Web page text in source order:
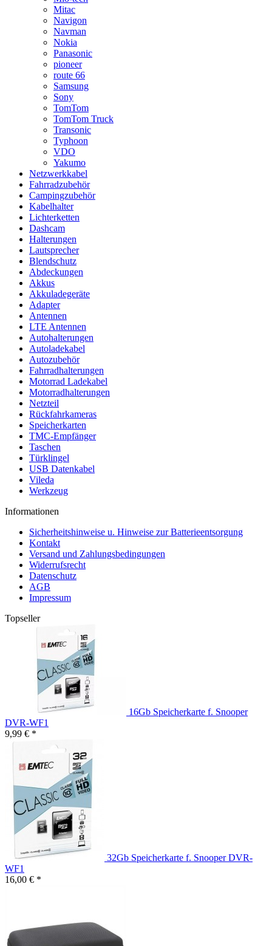
Mitac
Navigon
Navman
Nokia
Panasonic
pioneer
route 66
Samsung
Sony
TomTom
TomTom Truck
Transonic
Typhoon
VDO
Yakumo
Netzwerkkabel
Fahrradzubehör
Campingzubehör
Kabelhalter
Lichterketten
Dashcam
Halterungen
Lautsprecher
Blendschutz
Abdeckungen
Akkus
Akkuladegeräte
Adapter
Antennen
LTE Antennen
Autohalterungen
Autoladekabel
Autozubehör
Fahrradhalterungen
Motorrad Ladekabel
Motorradhalterungen
Netzteil
Rückfahrkameras
Speicherkarten
TMC-Empfänger
Taschen
Türklingel
USB Datenkabel
Vileda
Werkzeug
Informationen
Sicherheitshinweise u. Hinweise zur Batterieentsorgung
Kontakt
Versand und Zahlungsbedingungen
Widerrufsrecht
Datenschutz
AGB
Impressum
Topseller
16Gb Speicherkarte f. Snooper
DVR-WF1
9,99 € *
32Gb Speicherkarte f. Snooper DVR-
WF1
16,00 € *